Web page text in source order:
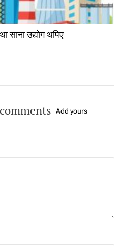
साना उद्योग थपिए
Add yours